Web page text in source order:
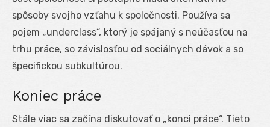
spôsoby svojho vzťahu k spoločnosti. Používa sa
pojem „underclass“, ktorý je spájaný s neúčasťou na
trhu práce, so závislosťou od sociálnych dávok a so
špecifickou subkultúrou.
Koniec práce
Stále viac sa začína diskutovať o „konci práce“. Tieto